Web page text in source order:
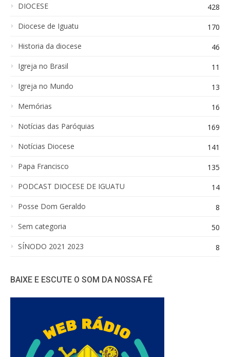
DIOCESE
428
Diocese de Iguatu
170
Historia da diocese
46
Igreja no Brasil
11
Igreja no Mundo
13
Memórias
16
Notícias das Paróquias
169
Notícias Diocese
141
Papa Francisco
135
PODCAST DIOCESE DE IGUATU
14
Posse Dom Geraldo
8
Sem categoria
50
SÍNODO 2021 2023
8
BAIXE E ESCUTE O SOM DA NOSSA FÉ